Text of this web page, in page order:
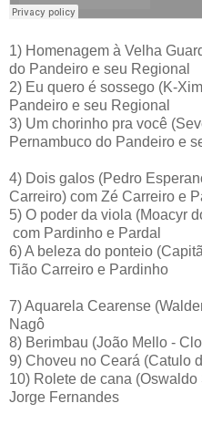
1) Homenagem à Velha
do Pandeiro e seu Regional
2) Eu quero é sossego (K-
Pandeiro e seu Regional
3) Um chorinho pra você
Pernambuco do Pandeiro e
4) Dois galos (Pedro
Carreiro) com Zé Carreiro e
5) O poder da viola (Moacyr
com Pardinho e Pardal
6)A beleza do ponteio
Tião Carreiro e Pardinho
7)Aquarela Cearense
Nagô
8) Berimbau (João Mello -
9) Choveu no Ceará (Catulo
10) Rolete de cana (Oswaldo
Jorge Fernandes